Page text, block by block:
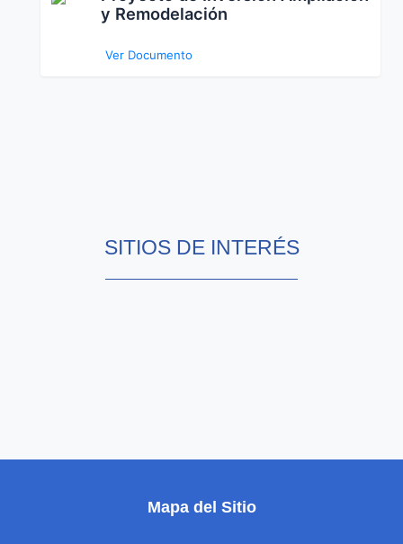
y Remodelación
Ver Documento
SITIOS DE INTERÉS
Mapa del Sitio